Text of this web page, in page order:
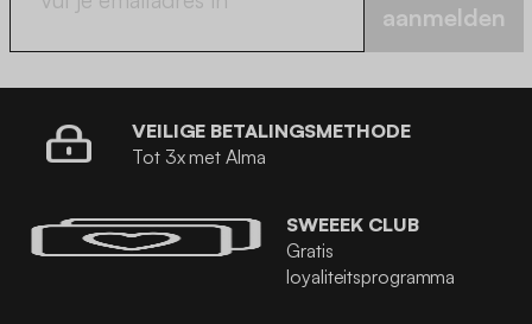
aanmelden
VEILIGE BETALINGSMETHODE
Tot 3x met Alma
SWEEEK CLUB
Gratis
loyaliteitsprogramma